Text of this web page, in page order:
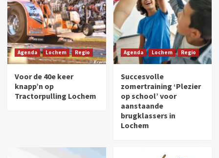
Agenda Lochem Regio
Voor de 40e keer
knapp’n op
Tractorpulling Lochem
Agenda Lochem Regio
Succesvolle
zomertraining ‘Plezier
op school’ voor
aanstaande
brugklassers in
Lochem